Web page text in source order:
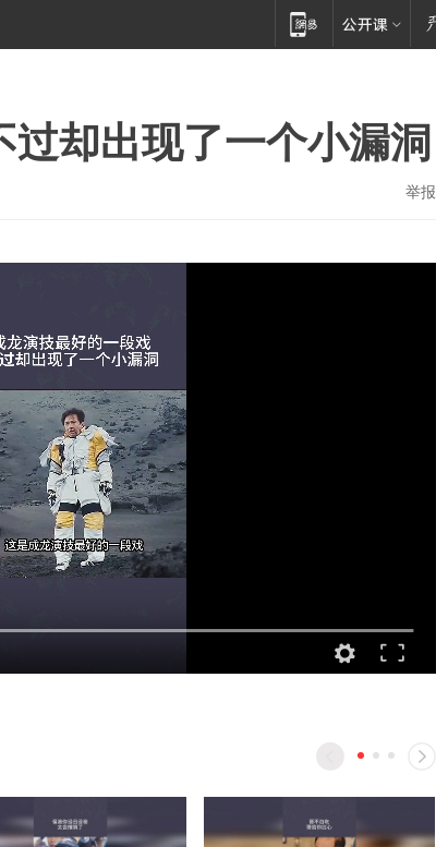
却出现了一个小漏洞
举报